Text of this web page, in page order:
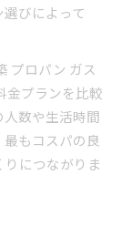
びによって
プロパン ガス
金プランを比較
数や生活時間
もコスパの良
につながりま